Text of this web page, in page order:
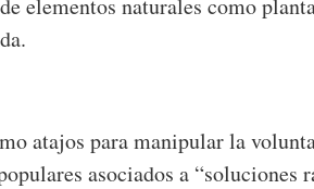
elementos naturales como
atajos para manipular la
asociados a “soluciones